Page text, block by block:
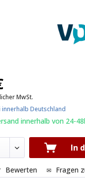
MwSt.
Deutschland
innerhalb von 24-
In
Bewerten Fragen